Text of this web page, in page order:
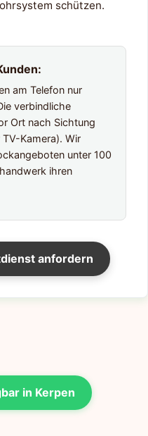
schützen.
am Telefon nur
verbindliche
Ort nach Sichtung
Kamera). Wir
unter 100
ihren
anfordern
in Kerpen